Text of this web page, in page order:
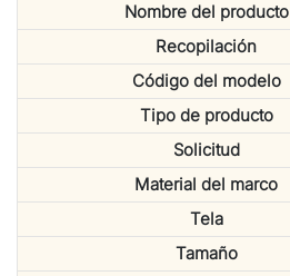
Nombre del producto
Recopilación
Código del modelo
Tipo de producto
Solicitud
Material del marco
Tela
Tamaño